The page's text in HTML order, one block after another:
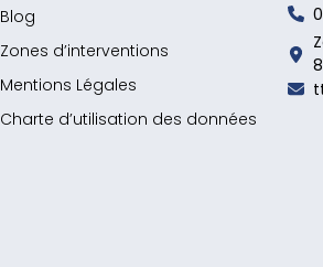
Blog
Zones d’interventions
Mentions Légales
Charte d’utilisation des données